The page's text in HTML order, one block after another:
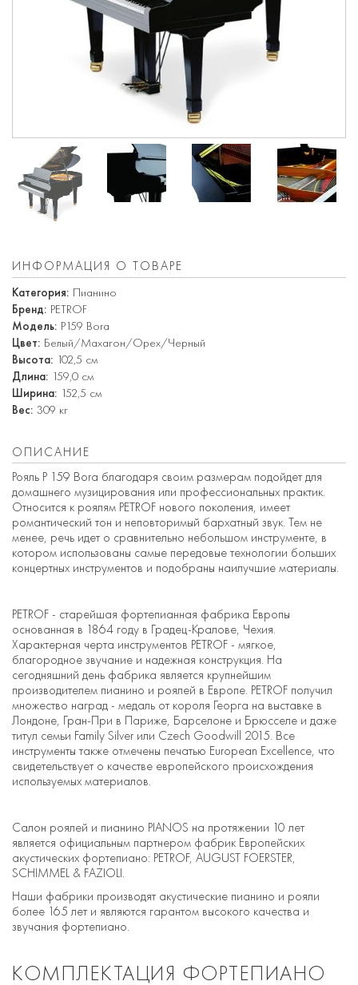
ИНФОРМАЦИЯ О ТОВАРЕ
Категория: Пианино
Бренд: PETROF
Модель: P159 Bora
Цвет: Белый/Махагон/Орех/Черный
Высота: 102,5 см
Длина: 159,0 см
Ширина: 152,5 см
Вес: 309 кг
ОПИСАНИЕ
Рояль P 159 Bora благодаря своим размерам подойдет для
домашнего музицирования или профессиональных практик.
Относится к роялям PETROF нового поколения, имеет
романтический тон и неповторимый бархатный звук. Тем не
менее, речь идет о сравнительно небольшом инструменте, в
котором использованы самые передовые технологии больших
концертных инструментов и подобраны наилучшие материалы.
PETROF - старейшая фортепианная фабрика Европы
основанная в 1864 году в Градец-Кралове, Чехия.
Характерная черта инструментов PETROF - мягкое,
благородное звучание и надежная конструкция. На
сегодняшний день фабрика является крупнейшим
производителем пианино и роялей в Европе. PETROF получил
множество наград - медаль от короля Георга на выставке в
Лондоне, Гран-При в Париже, Барселоне и Брюсселе и даже
титул семьи Family Silver или Czech Goodwill 2015. Все
инструменты также отмечены печатью European Excellence, что
свидетельствует о качестве европейского происхождения
используемых материалов.
Салон роялей и пианино PIANOS на протяжении 10 лет
является официальным партнером фабрик Европейских
акустических фортепиано: PETROF, AUGUST FOERSTER,
SCHIMMEL & FAZIOLI.
Наши фабрики производят акустические пианино и рояли
более 165 лет и являются гарантом высокого качества и
звучания фортепиано.
КОМПЛЕКТАЦИЯ ФОРТЕПИАНО